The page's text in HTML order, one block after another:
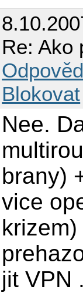
Re: Ako
Blokovat
Nee.
brany)
vice
jit VPN